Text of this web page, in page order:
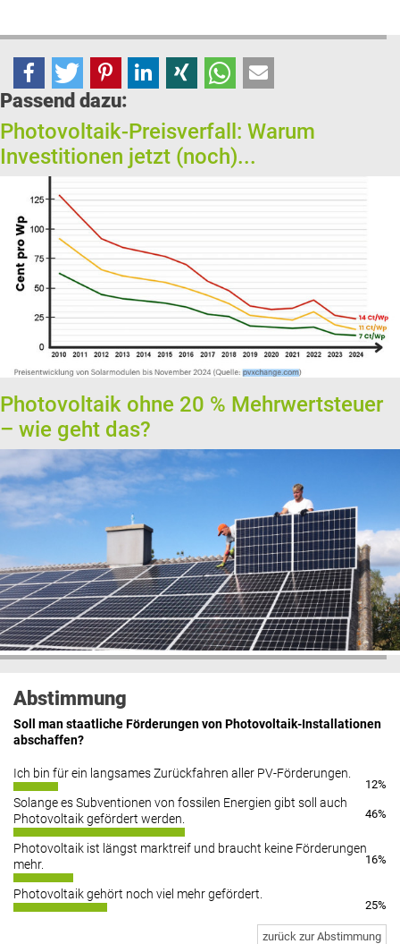
Passend dazu:
Photovoltaik-Preisverfall: Warum
Investitionen jetzt (noch)...
Photovoltaik ohne 20 % Mehrwertsteuer
– wie geht das?
Abstimmung
Soll man staatliche Förderungen von Photovoltaik-Installationen
abschaffen?
Ich bin für ein langsames Zurückfahren aller PV-Förderungen.
12%
Solange es Subventionen von fossilen Energien gibt soll auch
Photovoltaik gefördert werden.
46%
Photovoltaik ist längst marktreif und braucht keine Förderungen
mehr.
16%
Photovoltaik gehört noch viel mehr gefördert.
25%
zurück zur Abstimmung